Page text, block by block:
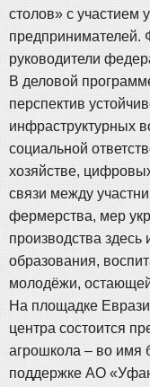
столов» с участием
предпринимателей.
руководители
В деловой
перспектив
инфраструктурных
социальной
хозяйстве,
связи между
фермерства, мер
производства здесь
образования,
молодёжи,
На площадке
центра состоится
агрошкола – во имя
поддержке АО